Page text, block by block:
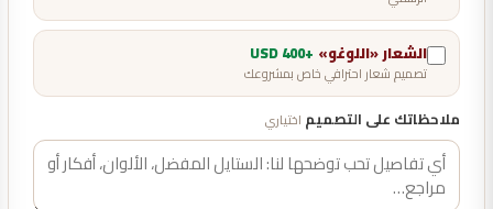
الشعار «اللوغو» +400 USD
تصميم شعار احترافي خاص بمشروعك
ملاحظاتك على التصميم اختياري